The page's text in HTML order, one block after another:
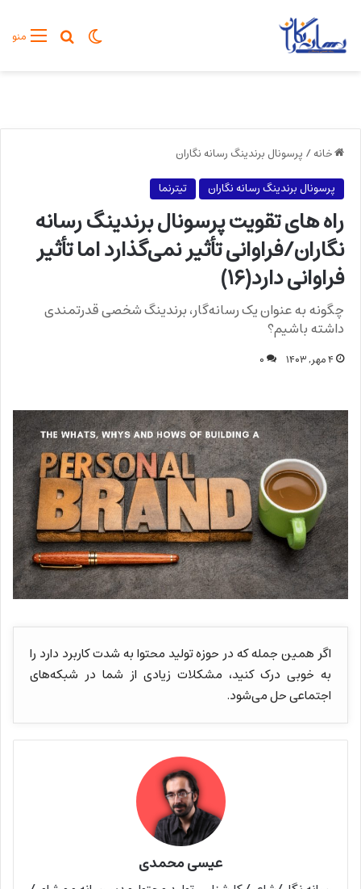
منوجستجو
تغییر پوسته
خانه/ پرسونال برندینگ رسانه نگاران
پرسونال برندینگ رسانه نگاران
تیترنما
راه های تقویت پرسونال برندینگ رسانه
نگاران/فراوانی تأثیر نمی‌گذارد اما تأثیر
فراوانی دارد(۱۶)
چگونه به عنوان یک رسانه‌گار، برندینگ شخصی قدرتمندی
داشته باشیم؟
۴ مهر, ۱۴۰۳ ۰
اگر همین جمله که در حوزه تولید محتوا به شدت کاربرد دارد را
به خوبی درک کنید، مشکلات زیادی از شما در شبکه‌های
اجتماعی حل می‌شود.
عیسی محمدی